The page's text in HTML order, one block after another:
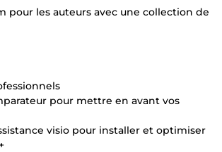
pour les auteurs avec une collection de
pour mettre en avant vos
visio pour installer et optimiser